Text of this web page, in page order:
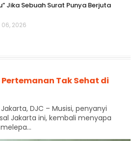
Jika Sebuah Surat Punya Berjuta
2026
Tak Sehat di
DJC – Musisi, penyanyi
Jakarta ini, kembali menyapa